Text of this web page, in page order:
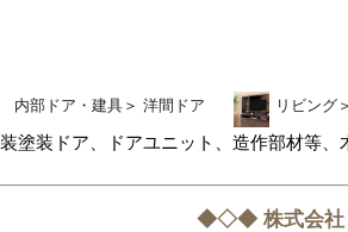
内部ドア・建具 ＞ 洋間ドア リビング ＞
装塗装ドア、ドアユニット、造作部材等
◆◇◆ 株式会社